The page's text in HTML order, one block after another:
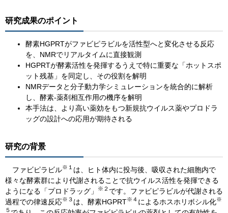
研究成果のポイント
酵素HGPRTがファビピラビルを活性型へと変化させる反応
を、NMRでリアルタイムに直接観測
HGPRTが酵素活性を発揮するうえで特に重要な「ホットスポ
ット残基」を同定し、その役割を解明
NMRデータと分子動力学シミュレーションを統合的に解析
し、酵素-薬剤相互作用の機序を解明
本手法は、より高い薬効をもつ新規抗ウイルス薬やプロドラ
ッグの設計への応用が期待される
研究の背景
ファビピラビル※１ は、ヒト体内に投与後、吸収された細胞内で
様々な酵素群により代謝されることで抗ウイルス活性を発揮できる
ようになる「プロドラッグ」
※２ です。ファビピラビルが代謝される
過程での律速反応※３ は、酵素HGPRT※４ によるホスホリボシル化※
５